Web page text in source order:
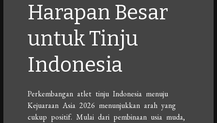
Harapan Besar
untuk Tinju
Indonesia
Perkembangan atlet tinju Indonesia menuju
Kejuaraan Asia 2026 menunjukkan arah yang
cukup positif. Mulai dari pembinaan usia muda,